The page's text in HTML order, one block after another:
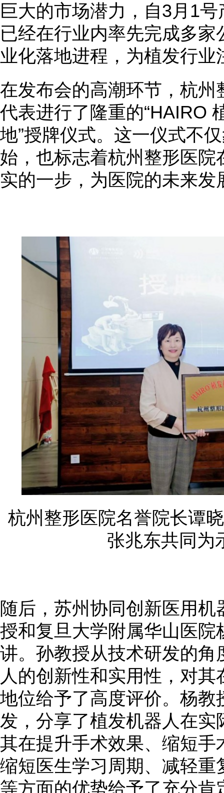
巨大的市场潜力，自3月1
已经在行业内率先完成多
业化落地进程，为植发行业
在发布会的高潮环节，杭
代表进行了隆重的“HAIRO
地”授牌仪式。这一仪式不
始，也标志着杭州整形医
实的一步，为医院的未来
杭州整形医院名誉院长谭
张兆东共同为
随后，苏州协同创新医用
授和复旦大学附属华山医
讲。孙教授从技术研发的
人的创新性和实用性，对
地位给予了高度评价。杨
发，分享了植发机器人在
其在提升手术效果、缩短
缩短医生学习周期、减轻
等方面的优势给予了充分